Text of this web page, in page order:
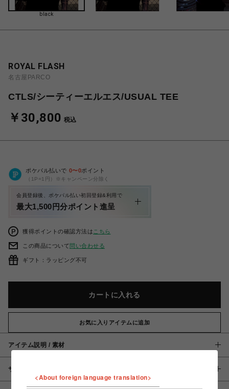
black
ROYAL FLASH
名古屋PARCO
CTLS/シーティーエルエス/USUAL TEE
￥30,800 税込
ポケパル払いで 0〜0ポイント
（1P=1円）※キャンペーン分除く
会員登録後、ポケパル払い初回登録&利用で
最大1,500円分ポイント進呈
獲得ポイントの確認方法は こちら
この商品について問い合わせる
ギフト：ラッピング不可
カートに入れる
お気に入りアイテムに追加
アイテム説明 / 素材
サイズ
<About foreign language translation>